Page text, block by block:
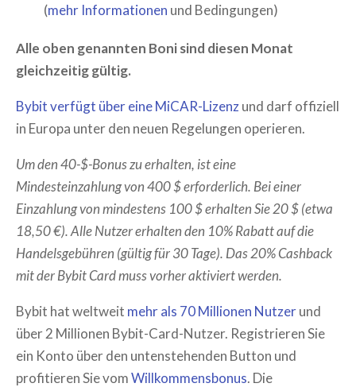
(mehr Informationen und Bedingungen)
Alle oben genannten Boni sind diesen Monat
gleichzeitig gültig.
Bybit verfügt über eine MiCAR-Lizenzund darf offiziell
in Europa unter den neuen Regelungen operieren.
Um den 40-$-Bonus zu erhalten, ist eine
Mindesteinzahlung von 400 $ erforderlich. Bei einer
Einzahlung von mindestens 100 $ erhalten Sie 20 $ (etwa
18,50 €). Alle Nutzer erhalten den 10% Rabatt auf die
Handelsgebühren (gültig für 30 Tage). Das 20% Cashback
mit der Bybit Card muss vorher aktiviert werden.
Bybit hat weltweit mehr als 70 Millionen Nutzerund
über 2 Millionen Bybit-Card-Nutzer. Registrieren Sie
ein Konto über den untenstehenden Button und
profitieren Sie vomWillkommensbonus. Die